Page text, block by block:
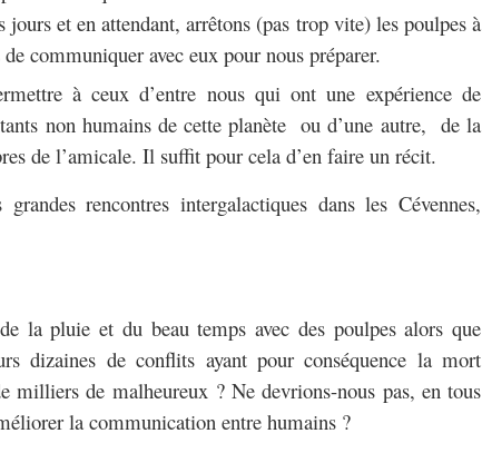
et en attendant, arrêtons (pas trop vite) les poulpes à
communiquer avec eux pour nous préparer.
à ceux d’entre nous qui ont une expérience de
non humains de cette planète ou d’une autre, de la
de l’amicale. Il suffit pour cela d’en faire un récit.
rencontres intergalactiques dans les Cévennes,
la pluie et du beau temps avec des poulpes alors que
dizaines de conflits ayant pour conséquence la mort
milliers de malheureux ? Ne devrions-nous pas, en tous
la communication entre humains ?